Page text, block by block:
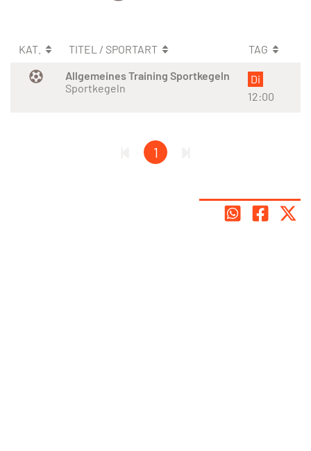
KAT. TITEL / SPORTART
TAG
Allgemeines Training Sportkegeln
Sportkegeln
Di
12:00
1